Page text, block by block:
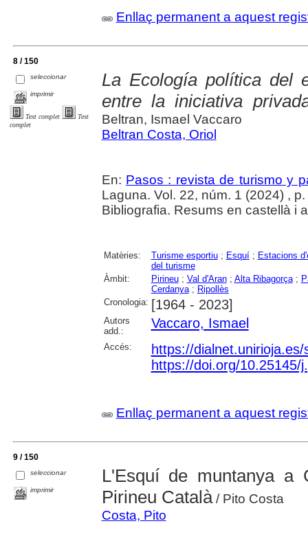
Enllaç permanent a aquest
8 / 150
seleccionar
imprimir
Text complet
Text
complet
La Ecología política del
entre la iniciativa
Beltran, Ismael Vaccaro
Beltran Costa, Oriol
En: Pasos : revista de turismo y
Laguna. Vol. 22, núm. 1 (2024) ,
Bibliografia. Resums en castellà i
Matèries: Turisme esportiu; Esquí; Estacions
del turisme
Àmbit:
Pirineu; Val d'Aran; Alta Ribagorça;
Cerdanya; Ripollès
Cronologia: [1964 - 2023]
Autors
add.:
Vaccaro, Ismael
Accés:
https://
https://doi.org/10.25145/
Enllaç permanent a aquest
9 / 150
seleccionar
imprimir
L'Esquí de muntanya a
Pirineu Català/ Pito Costa
Costa, Pito